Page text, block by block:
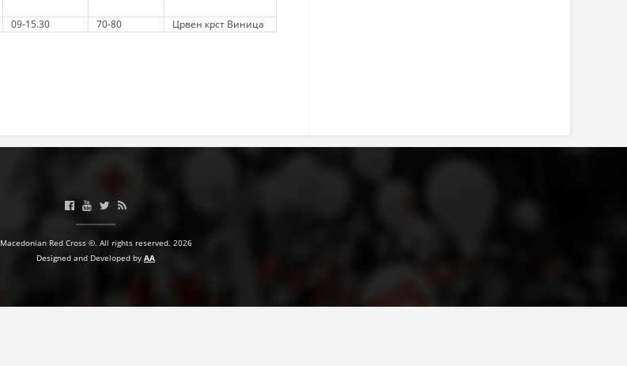
09-15.30 70-80 Црвен крст Виница
Macedonian Red Cross ©. All rights reserved. 2026
Designed and Developed by AA